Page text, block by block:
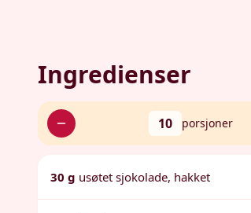
Ingredienser
10 porsjoner
30 g usøtet sjokolade, hakket